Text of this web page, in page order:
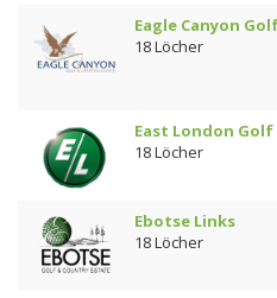
Eagle Canyon
18 Löcher
East London Golf
18 Löcher
Ebotse Links
18 Löcher